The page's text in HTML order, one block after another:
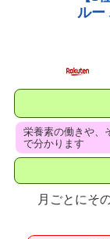
栄養素の働きや、
で分かります
月ごとにそ